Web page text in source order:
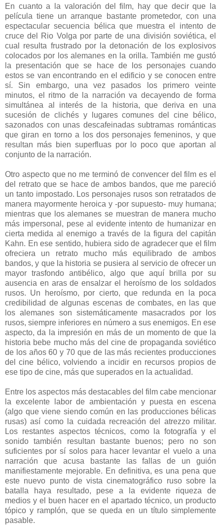
En cuanto a la valoración del film, hay que decir que la
película tiene un arranque bastante prometedor, con una
espectacular secuencia bélica que muestra el intento de
cruce del Rio Volga por parte de una división soviética, el
cual resulta frustrado por la detonación de los explosivos
colocados por los alemanes en la orilla. También me gustó
la presentación que se hace de los personajes cuando
estos se van encontrando en el edificio y se conocen entre
sí. Sin embargo, una vez pasados los primero veinte
minutos, el ritmo de la narración va decayendo de forma
simultánea al interés de la historia, que deriva en una
sucesión de clichés y lugares comunes del cine bélico,
sazonados con unas descafeinadas subtramas románticas
que giran en torno a los dos personajes femeninos, y que
resultan más bien superfluas por lo poco que aportan al
conjunto de la narración.
Otro aspecto que no me terminó de convencer del film es el
del retrato que se hace de ambos bandos, que me pareció
un tanto impostado. Los personajes rusos son retratados de
manera mayormente heroica y -por supuesto- muy humana;
mientras que los alemanes se muestran de manera mucho
más impersonal, pese al evidente intento de humanizar en
cierta medida al enemigo a través de la figura del capitán
Kahn. En ese sentido, hubiera sido de agradecer que el film
ofreciera un retrato mucho más equilibrado de ambos
bandos, y que la historia se pusiera al servicio de ofrecer un
mayor trasfondo antibélico, algo que aquí brilla por su
ausencia en aras de ensalzar el heroísmo de los soldados
rusos. Un heroísmo, por cierto, que redunda en la poca
credibilidad de algunas escenas de combates, en las que
los alemanes son sistemáticamente masacrados por los
rusos, siempre inferiores en número a sus enemigos. En ese
aspecto, da la impresión en más de un momento de que la
historia bebe mucho más del cine de propaganda soviético
de los años 60 y 70 que de las más recientes producciones
del cine bélico, volviendo a incidir en recursos propios de
ese tipo de cine, más que superados en la actualidad.
Entre los aspectos más destacables del film cabe mencionar
la excelente labor de ambientación y puesta en escena
(algo que viene siendo común en las producciones bélicas
rusas) así como la cuidada recreación del atrezzo militar.
Los restantes aspectos técnicos, como la fotografía y el
sonido también resultan bastante buenos; pero no son
suficientes por sí solos para hacer levantar el vuelo a una
narración que acusa bastante las fallas de un guión
manifiestamente mejorable. En definitiva, es una pena que
este nuevo punto de vista cinematográfico ruso sobre la
batalla haya resultado, pese a la evidente riqueza de
medios y el buen hacer en el apartado técnico, un producto
tópico y ramplón, que se queda en un título simplemente
pasable.